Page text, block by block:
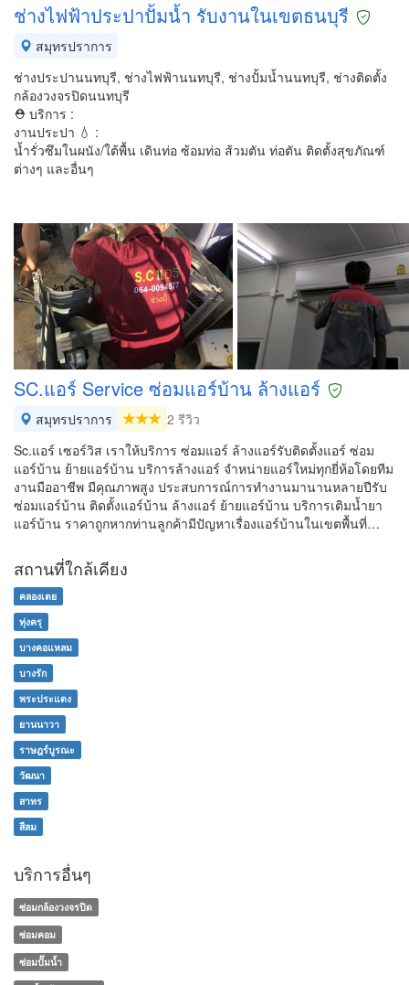
ช่างไฟฟ้าประปาปั้มน้ำ รับงานในเขตธนบุรี
สมุทรปราการ
ช่างประปานนทบุรี, ช่างไฟฟ้านนทบุรี, ช่างปั้มน้ำนนทบุรี, ช่างติดตั้ง
กล้องวงจรปิดนนทบุรี
⛑ บริการ :
งานประปา 💧 :
น้ำรั่วซึมในผนัง/ใต้พื้น เดินท่อ ซ้อมท่อ ส้วมตัน ท่อตัน ติดตั้งสุขภัณฑ์
ต่างๆ และอื่นๆ
SC.แอร์ Service ซ่อมแอร์บ้าน ล้างแอร์
สมุทรปราการ
2 รีวิว
Sc.แอร์ เซอร์วิส เราให้บริการ ซ่อมแอร์ ล้างแอร์รับติดตั้งแอร์ ซ่อม
แอร์บ้าน ย้ายแอร์บ้าน บริการล้างแอร์ จำหน่ายแอร์ใหม่ทุกยี่ห้อโดยทีม
งานมืออาชีพ มีคุณภาพสูง ประสบการณ์การทำงานมานานหลายปีรับ
ซ่อมแอร์บ้าน ติดตั้งแอร์บ้าน ล้างแอร์ ย้ายแอร์บ้าน บริการเติมน้ำยา
แอร์บ้าน ราคาถูกหากท่านลูกค้ามีปัญหาเรื่องแอร์บ้านในเขตพื้นที่…
สถานที่ใกล้เคียง
คลองเตย
ทุ่งครุ
บางคอแหลม
บางรัก
พระประแดง
ยานนาวา
ราษฎร์บูรณะ
วัฒนา
สาทร
สีลม
บริการอื่นๆ
ซ่อมกล้องวงจรปิด
ซ่อมคอม
ซ่อมปั๊มน้ำ